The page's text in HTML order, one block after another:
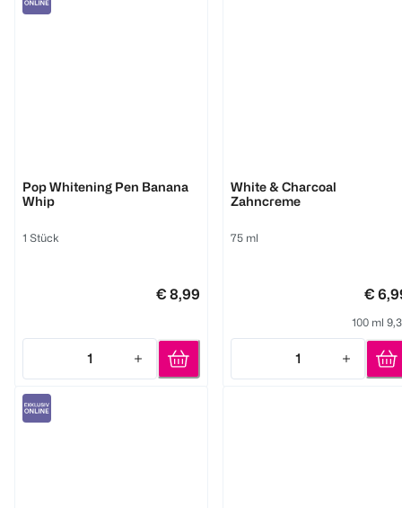
Pop Whitening Pen Banana
Whip
1 Stück
€ 8,99
1
Quantity: 1
White & Charcoal
Zahncreme
75 ml
€
100 ml
1
Quantity: 1